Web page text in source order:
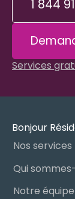
1 844
Services
Bonjour
Nos services
Qui
Notre équipe